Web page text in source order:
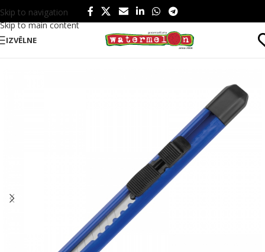
Skip to navigation
Skip to main content
IZVĒLNE
Sākums/ Birojam/ Kancelejas preces